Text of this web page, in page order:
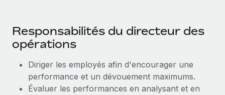
dans le monde entier
Établissez des entités rapidement et en toute
conformité
Taxes
Explorer le blog
BLOG
Responsabilités du directeur des
opérations
Diriger les employés afin d'encourager une
performance et un dévouement maximums.
Évaluer les performances en analysant et en